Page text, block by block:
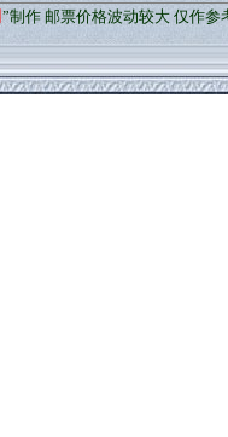
”制作 邮票价格波动较大 仅作参